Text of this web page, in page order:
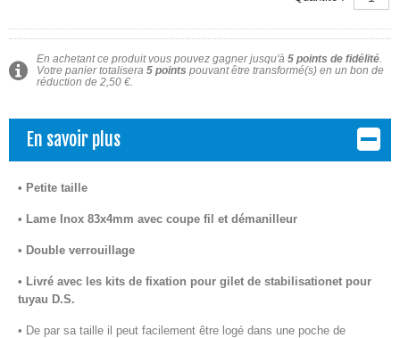
En achetant ce produit vous pouvez gagner jusqu'à 5points de fidélité.
Votre panier totalisera 5points pouvant être transformé(s) en un bon de
réduction de 2,50 €.
En savoir plus
• Petite taille
• Lame Inox 83x4mm avec coupe fil et démanilleur
• Double verrouillage
• Livré avec les kits de fixation pour gilet de stabilisationet pour
tuyau D.S.
• De par sa taille il peut facilement être logé dans une poche de